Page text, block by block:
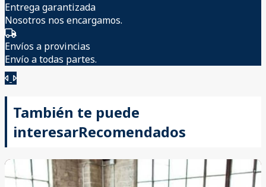
Entrega garantizada
Nosotros nos encargamos.
Envíos a provincias
Envío a todas partes.
Anterior
Siguiente
También te puede
interesarRecomendados